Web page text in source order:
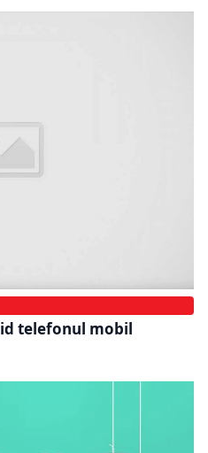
telefonul mobil